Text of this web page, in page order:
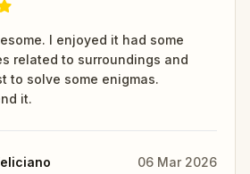
I enjoyed it had some
related to surroundings and
to solve some enigmas.
it.
06 Mar 2026